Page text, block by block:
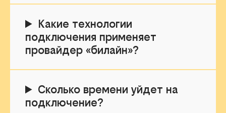
Какие технологии
подключения применяет
провайдер «билайн»?
Сколько времени уйдет на
подключение?